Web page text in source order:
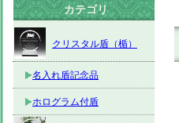
カテゴリ
クリスタル盾（楯）
名入れ盾記念品
ホログラム付盾